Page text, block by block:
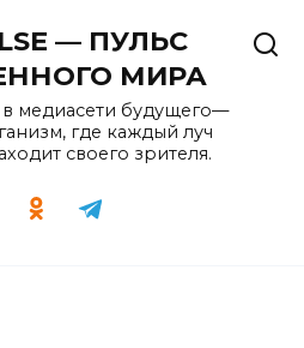
— ПУЛЬС
МИРА
в медиасети будущего—
где каждый луч
своего зрителя.